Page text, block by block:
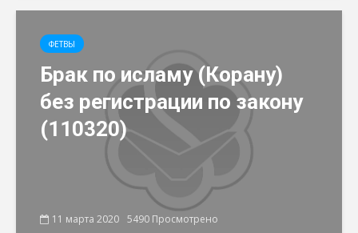
ФЕТВЫ
Брак по исламу (Корану)
без регистрации по закону
(110320)
11 марта 2020 5490 Просмотрено